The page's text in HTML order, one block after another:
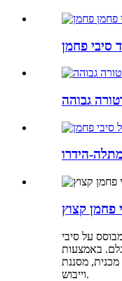
פחמן קצוץ
על סיבי
באמצעות
מסננת
וייבוש.